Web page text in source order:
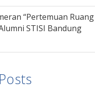
“Pertemuan
STISI Bandung